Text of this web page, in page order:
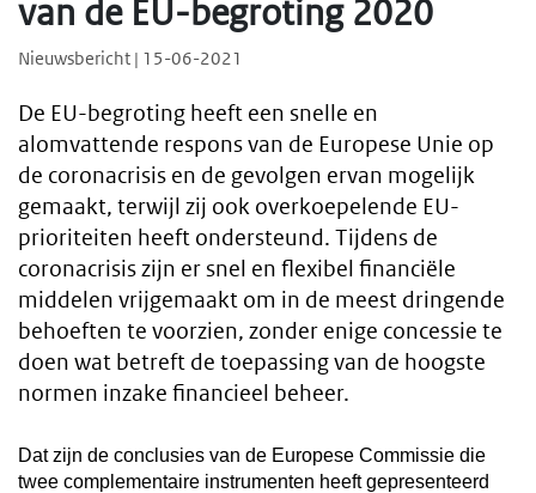
van de EU-begroting 2020
Nieuwsbericht | 15-06-2021
De EU-begroting heeft een snelle en
alomvattende respons van de Europese Unie op
de coronacrisis en de gevolgen ervan mogelijk
gemaakt, terwijl zij ook overkoepelende EU-
prioriteiten heeft ondersteund. Tijdens de
coronacrisis zijn er snel en flexibel financiële
middelen vrijgemaakt om in de meest dringende
behoeften te voorzien, zonder enige concessie te
doen wat betreft de toepassing van de hoogste
normen inzake financieel beheer.
Dat zijn de conclusies van de Europese Commissie die
twee complementaire instrumenten heeft gepresenteerd